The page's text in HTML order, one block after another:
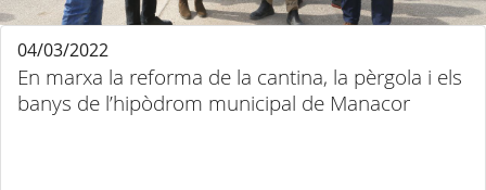
En marxa la reforma de la cantina, la pèrgola i els
banys de l’hipòdrom municipal de Manacor
04/03/2022